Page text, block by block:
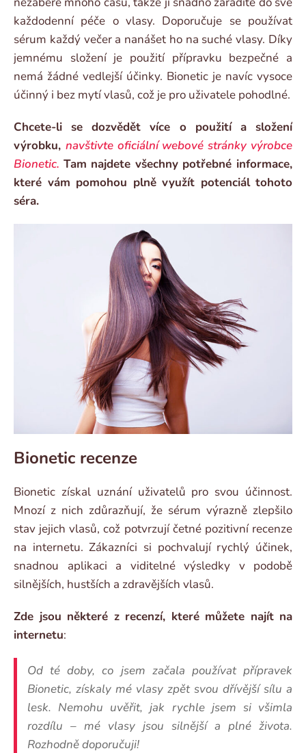
každodenní péče o vlasy. Doporučuje se používat
sérum každý večer a nanášet ho na suché vlasy. Díky
jemnému složení je použití přípravku bezpečné a
nemá žádné vedlejší účinky. Bionetic je navíc vysoce
účinný i bez mytí vlasů, což je pro uživatele pohodlné.
Chcete-li se dozvědět více o použití a složení
výrobku, navštivte oficiální webové stránky výrobce
Bionetic. Tam najdete všechny potřebné informace,
které vám pomohou plně využít potenciál tohoto
séra.
Bionetic recenze
Bionetic získal uznání uživatelů pro svou účinnost.
Mnozí z nich zdůrazňují, že sérum výrazně zlepšilo
stav jejich vlasů, což potvrzují četné pozitivní recenze
na internetu. Zákazníci si pochvalují rychlý účinek,
snadnou aplikaci a viditelné výsledky v podobě
silnějších, hustších a zdravějších vlasů.
Zde jsou některé z recenzí, které můžete najít na
internetu:
Od té doby, co jsem začala používat přípravek
Bionetic, získaly mé vlasy zpět svou dřívější sílu a
lesk. Nemohu uvěřit, jak rychle jsem si všimla
rozdílu – mé vlasy jsou silnější a plné života.
Rozhodně doporučuji!